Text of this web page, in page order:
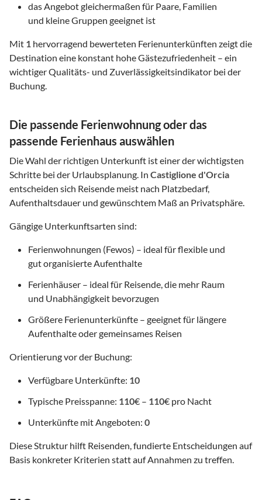
das Angebot gleichermaßen für Paare, Familien
und kleine Gruppen geeignet ist
Mit 1 hervorragend bewerteten Ferienunterkünften zeigt die
Destination eine konstant hohe Gästezufriedenheit – ein
wichtiger Qualitäts- und Zuverlässigkeitsindikator bei der
Buchung.
Die passende Ferienwohnung oder das
passende Ferienhaus auswählen
Die Wahl der richtigen Unterkunft ist einer der wichtigsten
Schritte bei der Urlaubsplanung. In Castiglione d'Orcia
entscheiden sich Reisende meist nach Platzbedarf,
Aufenthaltsdauer und gewünschtem Maß an Privatsphäre.
Gängige Unterkunftsarten sind:
Ferienwohnungen (Fewos) – ideal für flexible und
gut organisierte Aufenthalte
Ferienhäuser – ideal für Reisende, die mehr Raum
und Unabhängigkeit bevorzugen
Größere Ferienunterkünfte – geeignet für längere
Aufenthalte oder gemeinsames Reisen
Orientierung vor der Buchung:
Verfügbare Unterkünfte: 10
Typische Preisspanne: 110€ – 110€ pro Nacht
Unterkünfte mit Angeboten: 0
Diese Struktur hilft Reisenden, fundierte Entscheidungen auf
Basis konkreter Kriterien statt auf Annahmen zu treffen.